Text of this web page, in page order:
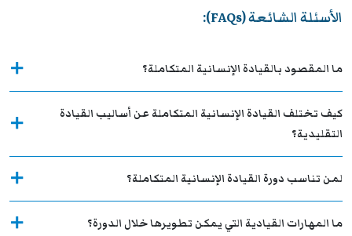
الأسئلة الشائعة (FAQs):
ما المقصود بالقيادة الإنسانية المتكاملة؟
كيف تختلف القيادة الإنسانية المتكاملة عن أساليب القيادة
التقليدية؟
لمن تناسب دورة القيادة الإنسانية المتكاملة؟
ما المهارات القيادية التي يمكن تطويرها خلال الدورة؟